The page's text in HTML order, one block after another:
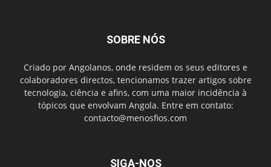
SOBRE NÓS
Criado por Angolanos, onde residem os seus editores e
colaboradores directos, tencionamos trazer artigos sobre
tecnologia, ciência e afins, com uma maior incidência à
tópicos que envolvam Angola. Entre em contato:
contacto@menosfios.com
SIGA-NOS